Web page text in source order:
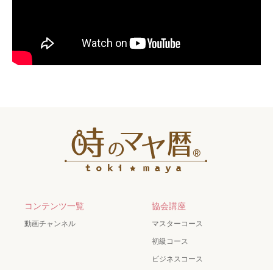
コンテンツ一覧
動画チャンネル
協会講座
マスターコース
初級コース
ビジネスコース